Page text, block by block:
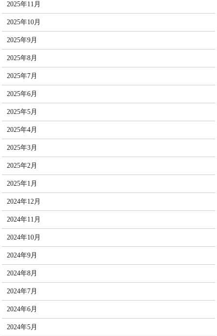
2025年11月
2025年10月
2025年9月
2025年8月
2025年7月
2025年6月
2025年5月
2025年4月
2025年3月
2025年2月
2025年1月
2024年12月
2024年11月
2024年10月
2024年9月
2024年8月
2024年7月
2024年6月
2024年5月